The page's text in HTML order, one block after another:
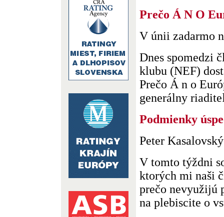
Prečo Á N O
V únii zadarmo
Dnes spomedzi
klubu (NEF)
Prečo Á n o
generálny
Podmienky
Peter Kasalovský
V tomto týždni
ktorých mi naši
prečo nevyužijú
na plebiscite o